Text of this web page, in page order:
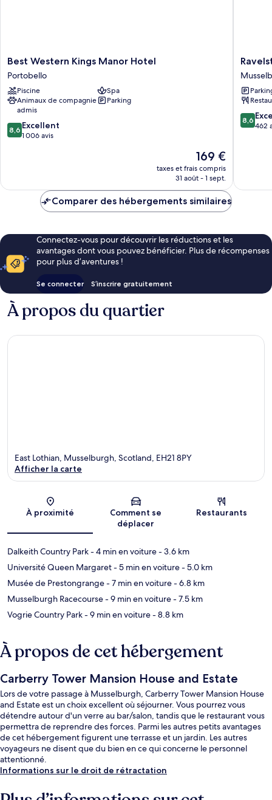
Best
Western
Kings
Manor
Hotel
Portobello
Best Western Kings Manor Hotel
Portobello
Piscine
Spa
Animaux de compagnie
admis
Parking
8.6
sur
8,6 Excellent
1 006 avis
Le
nouveau
prix
de
169 €
taxes et frais compris
31 août - 1 sept.
House
8.6
sur
8,6
462
Comparer des hébergements similaires
Connectez-vous pour découvrir les réductions et les
avantages dont vous pouvez bénéficier. Plus de récompenses
pour plus d’aventures !
Se connecter S’inscrire gratuitement
À propos du quartier
Carte
East Lothian, Musselburgh, Scotland, EH21 8PY
Afficher la carte
À proximité
Comment se
déplacer
Restaurants
Dalkeith Country Park- 4 min en voiture- 3.6 km
Université Queen Margaret- 5 min en voiture- 5.0 km
Musée de Prestongrange- 7 min en voiture- 6.8 km
Musselburgh Racecourse- 9 min en voiture- 7.5 km
Vogrie Country Park- 9 min en voiture- 8.8 km
À propos de cet hébergement
Carberry Tower Mansion House and Estate
Lors de votre passage à Musselburgh, Carberry Tower Mansion House
and Estate est un choix excellent où séjourner. Vous pourrez vous
détendre autour d'un verre au bar/salon, tandis que le restaurant vous
permettra de reprendre des forces. Parmi les autres petits avantages
de cet hébergement figurent une terrasse et un jardin. Les autres
voyageurs ne disent que du bien en ce qui concerne le personnel
attentionné.
Informations sur le droit de rétractation